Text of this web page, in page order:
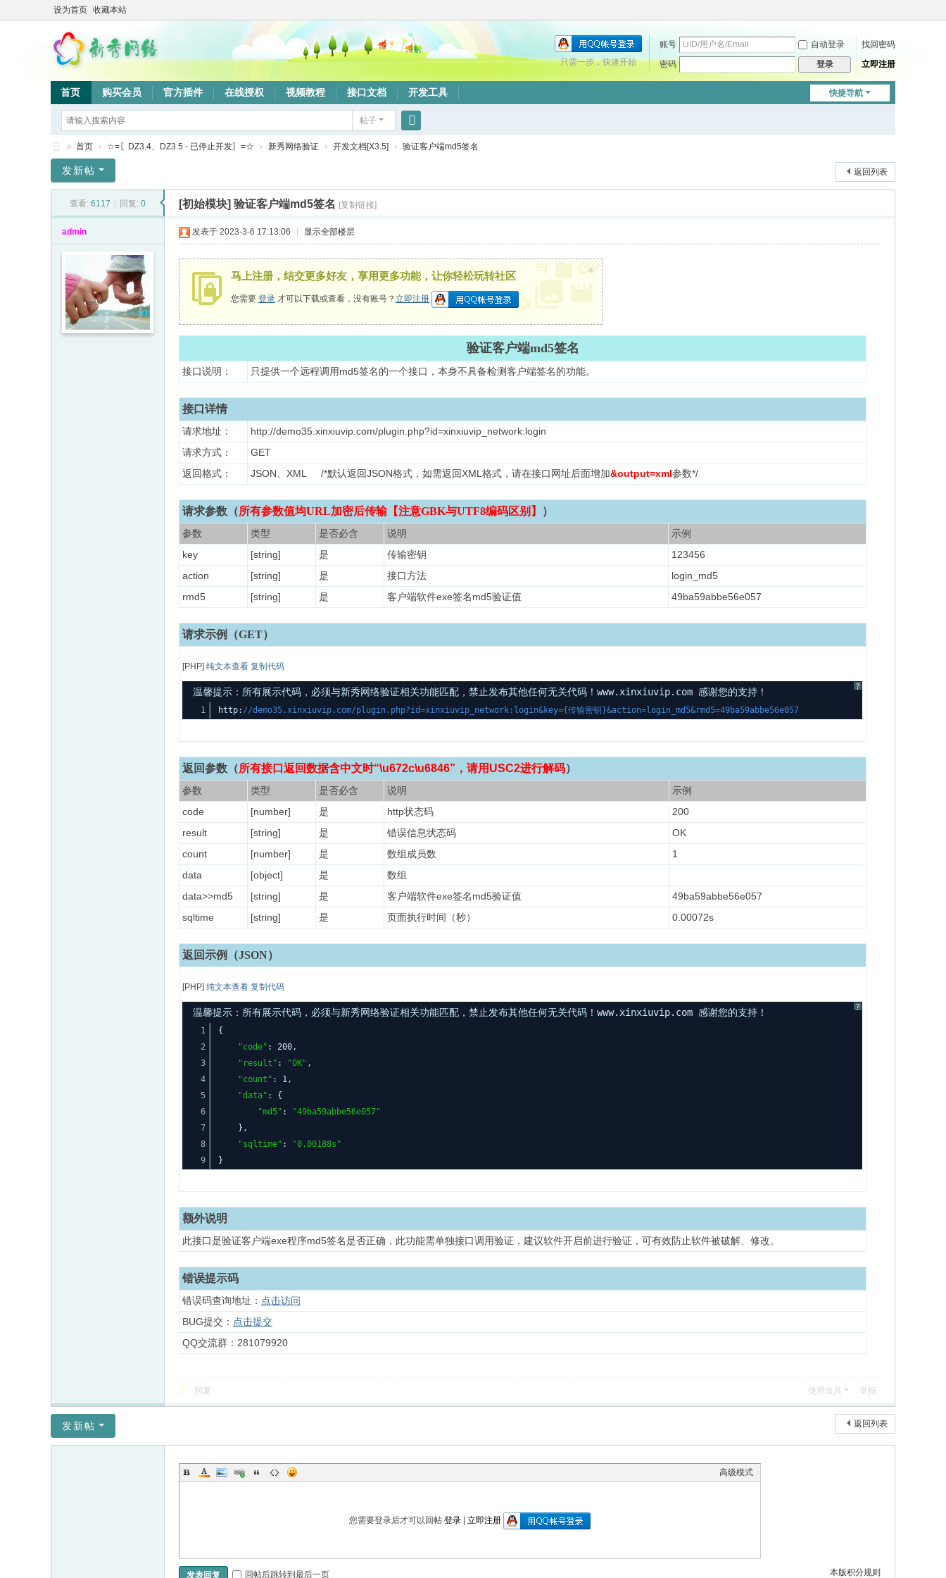
设为首页 收藏本站
账号 自动登录
找回密码
密码
登录 立即注册
只需一步，快速开始
快捷导航
首页 购买会员 官方插件 在线授权 视频教程 接口文档 开发工具
帖子
搜
秀
» 首页 › ☆=〖DZ3.4、DZ3.5 - 已停止开发〗=☆ › 新秀网络验证 › 开发文档[X3.5] › 验证客户端md5签名
返回列表
发新帖
查看: 6117 回复: 0 [初始模块] 验证客户端md5签名 [复制链接]
admin 发表于 2023-3-6 17:13:06 显示全部楼层
马上注册，结交更多好友，享用更多功能，让你轻松玩转社区
您需要 登录 才可以下载或查看，没有账号？ 立即注册
×
验证客户端md5签名
接口说明： 只提供一个远程调用md5签名的一个接口，本身不具备检测客户端签名的功能。
接口详情
请求地址：
http://demo35.xinxiuvip.com/plugin.php?id=xinxiuvip_network:login
请求方式：
GET
返回格式：
JSON、XML /*默认返回JSON格式，如需返回XML格式，请在接口网址后面增加&output=xml参数*/
请求参数（所有参数值均URL加密后传输【注意GBK与UTF8编码区别】 ）
参数 类型 是否必含 说明
示例
key
[string] 是 传输密钥
123456
action
[string] 是 接口方法
login_md5
rmd5
[string] 是 客户端软件exe签名md5验证值 49ba59abbe56e057
请求示例（GET）
[PHP] 纯文本查看 复制代码
?
温馨提示：所有展示代码，必须与新秀网络验证相关功能匹配，禁止发布其他任何无关代码！www.xinxiuvip.com 感谢您的支持！
1 http: //demo35.xinxiuvip.com/plugin.php?id=xinxiuvip_network:login&key={传输密钥}&action=login_md5&rmd5=49ba59abbe56e057
返回参数 （所有接口返回数据含中文时“\u672c\u6846”，请用USC2进行解码）
参数 类型 是否必含 说明
示例
code
[number] 是 http状态码
200
result
[string] 是 错误信息状态码
OK
count
[number] 是 数组成员数
1
data
[object] 是
数组
data>>md5
[string] 是 客户端软件exe签名md5验证值
49ba59abbe56e057
sqltime
[string] 是 页面执行时间（秒） 0.00072s
返回示例（JSON）
[PHP] 纯文本查看 复制代码
?
温馨提示：所有展示代码，必须与新秀网络验证相关功能匹配，禁止发布其他任何无关代码！www.xinxiuvip.com 感谢您的支持！
1
2
3
4
5
6
7
8
9
{
"code" : 200,
"result" : "OK" ,
"count" : 1,
"data" : {
"md5" :
"49ba59abbe56e057"
},
"sqltime" :
"0.00188s"
}
额外说明
此接口是验证客户端exe程序md5签名是否正确，此功能需单独接口调用验证，建议软件开启前进行验证，可有效防止软件被破解、修改。
错误提示码
错误码查询地址： 点击访问
BUG提交： 点击提交
QQ交流群：281079920
回复 使用道具 举报
返回列表
发新帖
高级模式
您需要登录后才可以回帖 登录 立即注册
本版积分规则
发表回复 回帖后跳转到最后一页